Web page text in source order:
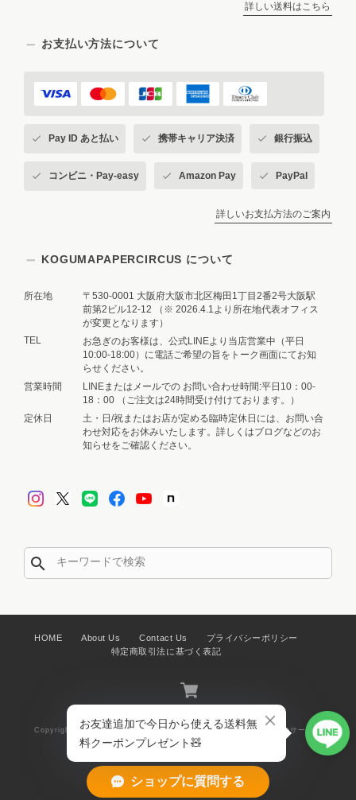
詳しい送料はこちら
お支払い方法について
Pay ID あと払い 携帯キャリア決済 銀行振込
コンビニ・Pay-easy Amazon Pay PayPal
詳しいお支払方法のご案内
KOGUMAPAPERCIRCUS について
所在地
〒530-0001 大阪府大阪市北区梅田1丁目2番2号大阪駅
前第2ビル12-12 （※ 2026.4.1より所在地代表オフィス
が変更となります）
TEL
お急ぎのお客様は、公式LINEより当店営業中（平日
10:00-18:00）に電話ご希望の旨をトーク画面にてお知
らせください。
営業時間
LINEまたはメールでの お問い合わせ時間:平日10：00-
18：00 （ご注文は24時間受け付けております。）
定休日
土・日/祝またはお店が定める臨時定休日には、お問い合
わせ対応をお休みいたします。詳しくはブログなどのお
知らせをご確認ください。
search
HOME About Us Contact Us
プライバシーポリシー
特定商取引法に基づく表記
Copyright © KOGUMA PAPER CIRCUS 紙モノと暮らしアイテムのサーカ
ス. All Rights Reserved.
ショップに質問する